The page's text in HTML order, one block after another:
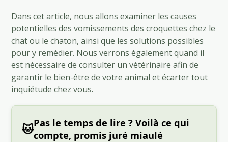
Dans cet article, nous allons examiner les causes
potentielles des vomissements des croquettes chez le
chat ou le chaton, ainsi que les solutions possibles
pour y remédier. Nous verrons également quand il
est nécessaire de consulter un vétérinaire afin de
garantir le bien-être de votre animal et écarter tout
inquiétude chez vous.
🐱Pas le temps de lire ? Voilà ce qui
compte, promis juré miaulé